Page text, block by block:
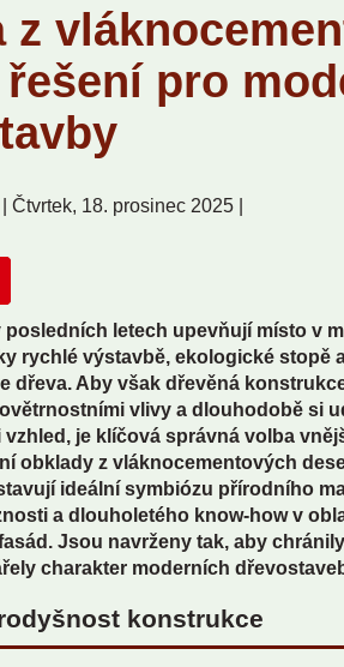
z
pro
Čtvrtek, 18. prosinec 2025 |
posledních letech upevňují místo v
rychlé výstavbě, ekologické stopě
dřeva. Aby však dřevěná
vlivy a dlouhodobě si
je klíčová správná volba
obklady z vláknocementových
ideální symbiózu přírodního
a dlouholetého know-how v
Jsou navrženy tak, aby
charakter moderních
konstrukce